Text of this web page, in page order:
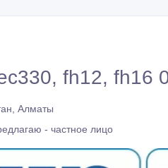
fh12, fh16
Алматы
- частное лицо